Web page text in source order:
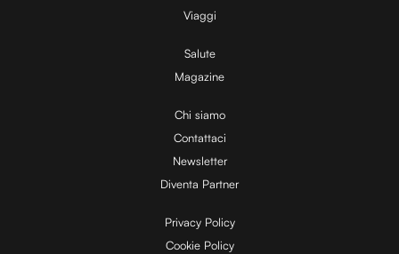
V
i
d
e
Viaggi
Salute
Magazine
Chi siamo
Contattaci
Newsletter
Diventa Partner
Privacy Policy
Cookie Policy